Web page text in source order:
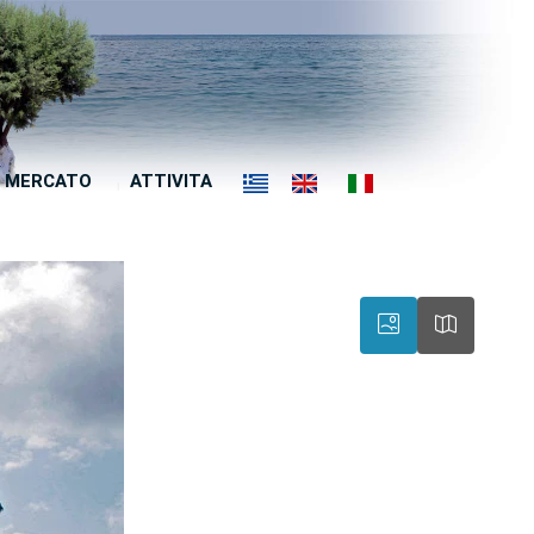
MERCATO ATTIVITA